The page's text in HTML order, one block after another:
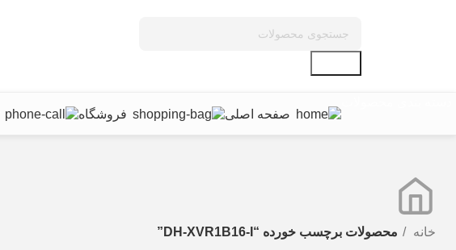
صفحه اصلی
فروشگاه
خانه محصولات برچسب خورده “DH-XVR1B16-I”